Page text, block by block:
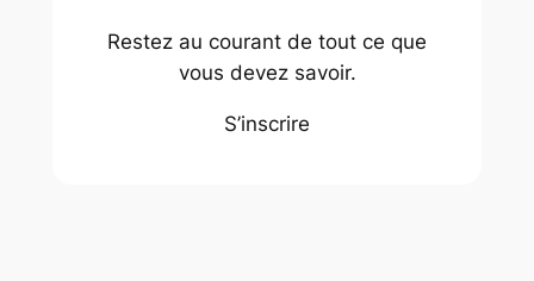
Restez au courant de tout ce que
vous devez savoir.
S’inscrire